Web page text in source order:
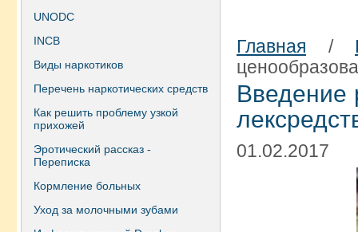
UNODC
INCB
Виды наркотиков
Перечень наркотических средств
Как решить проблему узкой
прихожей
Эротический рассказ -
Переписка
Кормление больных
Уход за молочными зубами
Главная /
Введение
01.02.2017